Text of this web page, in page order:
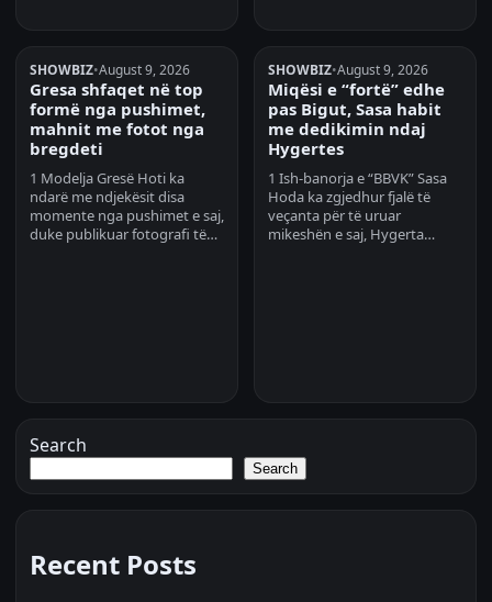
SHOWBIZ•August 9, 2026
Gresa shfaqet në top
formë nga pushimet,
mahnit me fotot nga
bregdeti
1 Modelja Gresë Hoti ka
ndarë me ndjekësit disa
momente nga pushimet e saj,
duke publikuar fotografi të…
SHOWBIZ•August 9, 2026
Miqësi e “fortë” edhe
pas Bigut, Sasa habit
me dedikimin ndaj
Hygertes
1 Ish-banorja e “BBVK” Sasa
Hoda ka zgjedhur fjalë të
veçanta për të uruar
mikeshën e saj, Hygerta…
Search
Search
Recent Posts